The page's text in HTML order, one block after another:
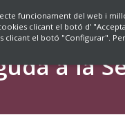
a la
funcionament del web i
clicant el botó d'
el botó "Configurar".